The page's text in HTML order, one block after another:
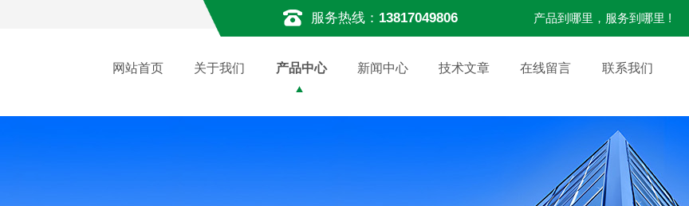
服务热线： 13817049806 产品到哪里，服务到哪里 !
网站首页 关于我们 产品中心 新闻中心 技术文章 在线留言 联系我们